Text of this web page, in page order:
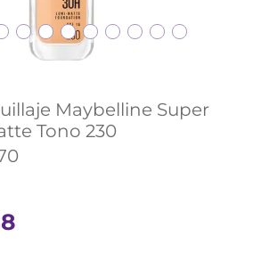
Maybelline Super
Tono 230